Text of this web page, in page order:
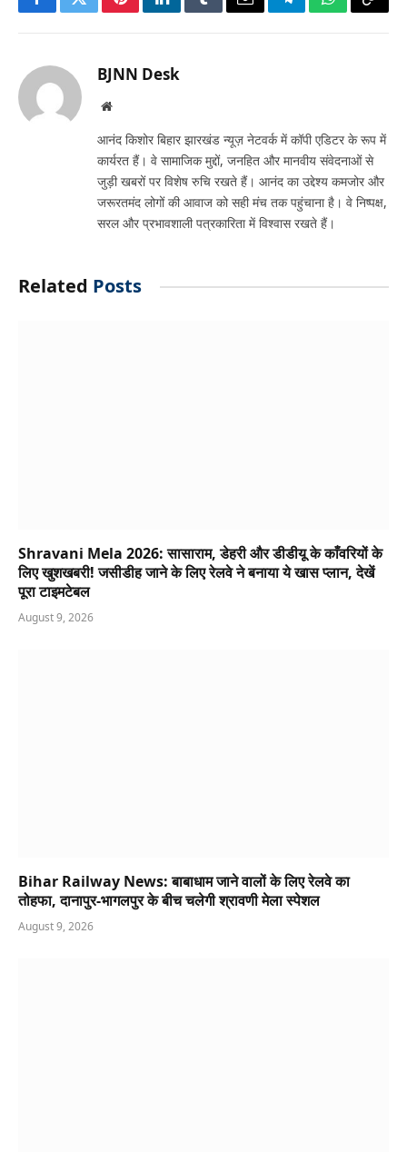
FacebookTwitterPinterestLinkedInTumblrEmailTelegramWhatsApp
Copy
BJNN Desk
Website
आनंद किशोर बिहार झारखंड न्यूज़ नेटवर्क में कॉपी एडिटर के रूप में
कार्यरत हैं। वे सामाजिक मुद्दों, जनहित और मानवीय संवेदनाओं से
जुड़ी खबरों पर विशेष रुचि रखते हैं। आनंद का उद्देश्य कमजोर और
जरूरतमंद लोगों की आवाज को सही मंच तक पहुंचाना है। वे निष्पक्ष,
सरल और प्रभावशाली पत्रकारिता में विश्वास रखते हैं।
Related Posts
Shravani Mela 2026: सासाराम, डेहरी और डीडीयू के काँवरियों के
लिए खुशखबरी! जसीडीह जाने के लिए रेलवे ने बनाया ये खास प्लान, देखें
पूरा टाइमटेबल
August 9, 2026
Bihar Railway News: बाबाधाम जाने वालों के लिए रेलवे का
तोहफा, दानापुर-भागलपुर के बीच चलेगी श्रावणी मेला स्पेशल
August 9, 2026